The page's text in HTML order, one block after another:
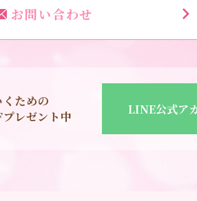
お問い合わせ
ための
レゼント中
LINE公式ア